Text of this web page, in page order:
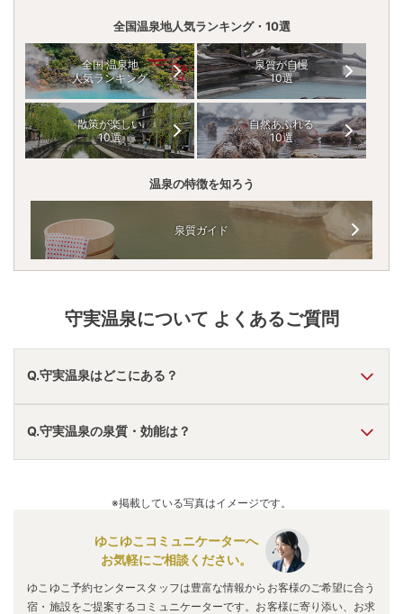
全国温泉地人気ランキング・10選
全国 温泉地
人気ランキング
泉質が自慢
10選
散策が楽しい
10選
自然あふれる
10選
温泉の特徴を知ろう
泉質ガイド
守実温泉について よくあるご質問
Q.守実温泉はどこにある？
A. 守実温泉 は、大分県中津市山国町守実
車でお越しの方は、日田ICから車で約20分。
電車でお越しの方は、日田駅からバスで約40分。
Q.守実温泉の泉質・効能は？
などと言われています。※掲載している写真はイメージです。
ゆこゆこコミュニケーターへ
お気軽にご相談ください。
ゆこゆこ予約センタースタッフは豊富な情報からお客様のご希望に合う
宿・施設をご提案するコミュニケーターです。お客様に寄り添い、お求